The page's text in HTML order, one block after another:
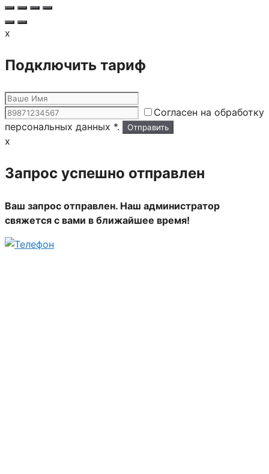
x
Подключить тариф
Согласен на обработку
персональных данных *.
x
Запрос успешно отправлен
Ваш запрос отправлен. Наш администратор
свяжется с вами в ближайшее время!